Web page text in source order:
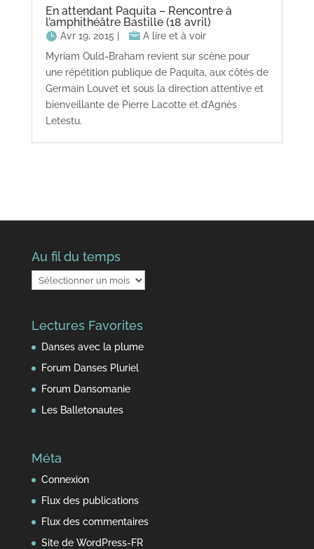
En attendant Paquita – Rencontre à
l’amphithéâtre Bastille (18 avril)
Avr 19, 2015 |
A lire et à voir
Myriam Ould-Braham revient sur scène pour
une répétition publique de Paquita, aux côtés de
Germain Louvet et sous la direction attentive et
bienveillante de Pierre Lacotte et d’Agnès
Letestu.
Au fil du temps
Au
fil
temps
Lectures Favorites
Danses avec la plume
Forum Danses Pluriel
Forum Dansomanie
Les Balletonautes
Méta
Connexion
Flux des publications
Flux des commentaires
Site de WordPress-FR